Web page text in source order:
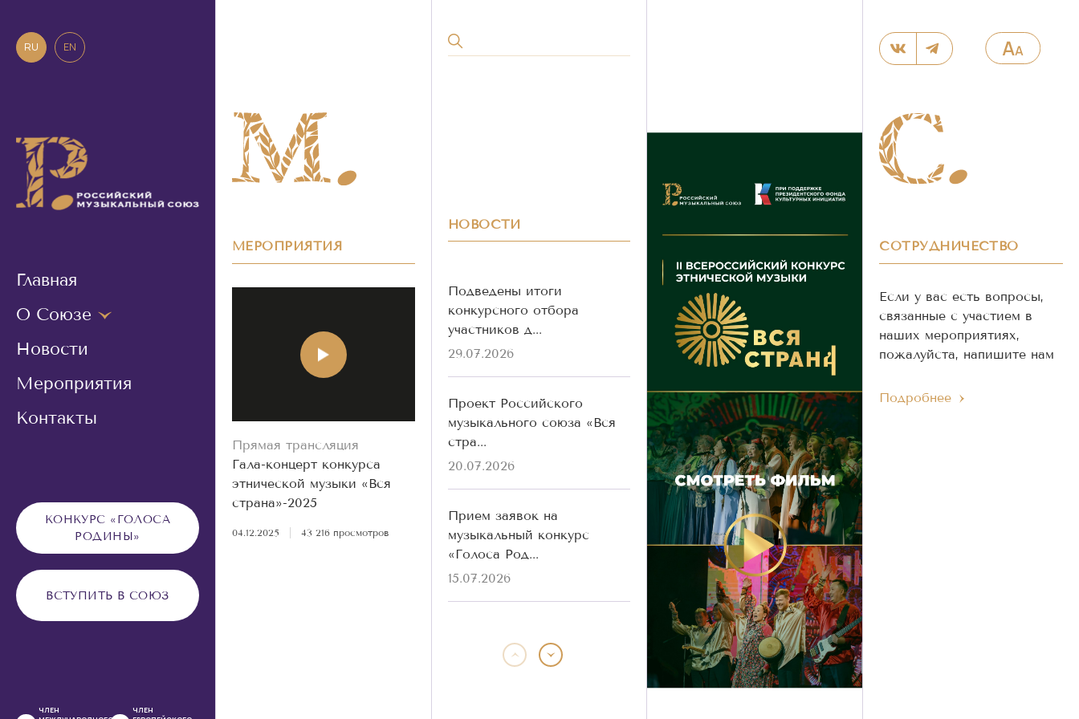
RU EN
Главная
О Союзе
Новости
Мероприятия
Контакты
КОНКУРС «ГОЛОСА
РОДИНЫ»
ВСТУПИТЬ В СОЮЗ
ЧЛЕН
ЧЛЕН
МЕРОПРИЯТИЯ
Прямая трансляция
Гала-концерт конкурса
этнической музыки «Вся
страна»-2025
04.12.2025 43 216 просмотров
НОВОСТИ
Подведены итоги
конкурсного отбора
участников д...
29.07.2026
Проект Российского
музыкального союза «Вся
стра...
20.07.2026
Прием заявок на
музыкальный конкурс
«Голоса Род...
15.07.2026
«Голоса Родины» разных
СОТРУДНИЧЕСТВО
Если у вас есть вопросы,
связанные с участием в
наших мероприятиях,
пожалуйста, напишите нам
Подробнее